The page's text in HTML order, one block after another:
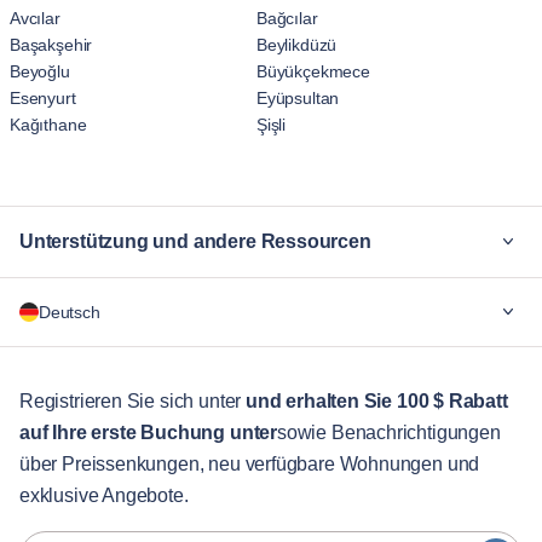
Avcılar
Bağcılar
Başakşehir
Beylikdüzü
Beyoğlu
Büyükçekmece
Esenyurt
Eyüpsultan
Kağıthane
Şişli
Unterstützung und andere Ressourcen
Für Unternehmen
Gästebetreuung
Stadt-Guide
Partner
Deutsch
English
Português
Español
Registrieren Sie sich unter und erhalten Sie 100 $ Rabatt
auf Ihre erste Buchung untersowie Benachrichtigungen
über Preissenkungen, neu verfügbare Wohnungen und
exklusive Angebote.